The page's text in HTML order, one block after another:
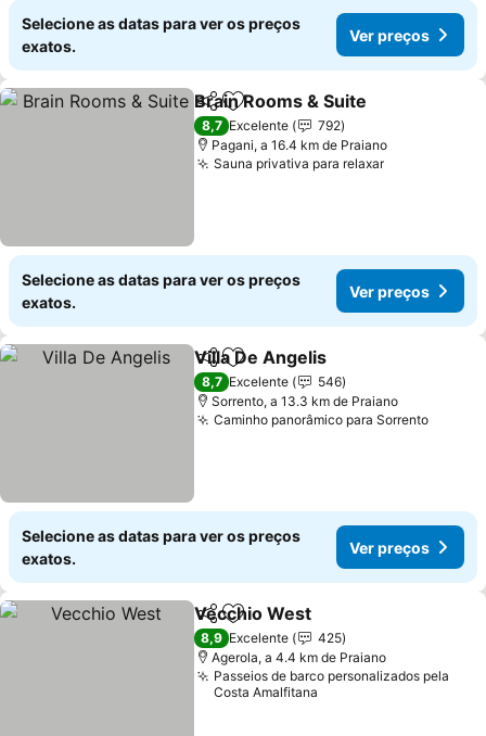
Selecione as datas para ver os preços
exatos.
Ver preços
PartilharAdicionar aos favoritos
Brain Rooms & Suite
8,7 Excelente
792
Pagani, a 16.4 km de Praiano
Sauna privativa para relaxarVer preços
Selecione as datas para ver os preços
exatos.
Ver preços
PartilharAdicionar aos favoritos
Villa De Angelis
8,7 Excelente
546
Sorrento, a 13.3 km de Praiano
Caminho panorâmico para SorrentoVer
Selecione as datas para ver os preços
exatos.
Ver preços
PartilharAdicionar aos favoritos
Vecchio West
8,9 Excelente
425
Agerola, a 4.4 km de Praiano
Passeios de barco personalizados pela
Costa Amalfitana